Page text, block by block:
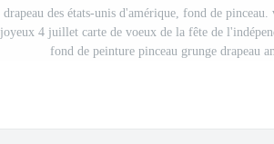
drapeau des états-unis d'amérique, fond de pinceau.
joyeux 4 juillet carte de voeux de la fête de
fond de peinture pinceau grunge drapeau